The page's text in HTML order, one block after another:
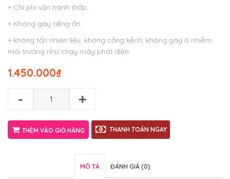
+ Chi phí vận hành thấp.
+ Không gây tiếng ồn.
+ không tốn nhiên liệu, không cồng kềnh, không gây ô nhiễm
môi trường như chạy máy phát điện.
₫
1.450.000
- +
THÊM VÀO GIỎ HÀNG THANH TOÁN NGAY
MÔ TẢ ĐÁNH GIÁ (0)